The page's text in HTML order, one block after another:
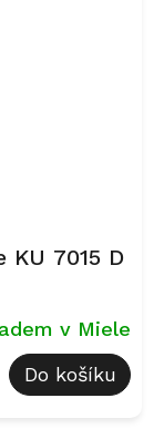
7015 D
v Miele
Do košíku